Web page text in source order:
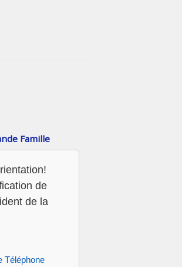
Famille
de
de la
Téléphone